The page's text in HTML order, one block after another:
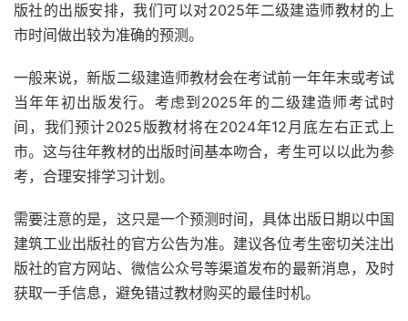
版社的出版安排，我们可以对2025年二级建造师教材的上
市时间做出较为准确的预测。
一般来说，新版二级建造师教材会在考试前一年年末或考试
当年年初出版发行。考虑到2025年的二级建造师考试时
间，我们预计2025版教材将在2024年12月底左右正式上
市。这与往年教材的出版时间基本吻合，考生可以以此为参
考，合理安排学习计划。
需要注意的是，这只是一个预测时间，具体出版日期以中国
建筑工业出版社的官方公告为准。建议各位考生密切关注出
版社的官方网站、微信公众号等渠道发布的最新消息，及时
获取一手信息，避免错过教材购买的最佳时机。